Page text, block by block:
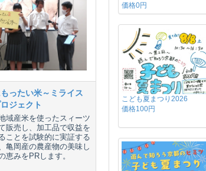
ったい米～ミライス
ジェクト
域産米を使ったスィーツ
販売し、加工品で収益を
ことを試験的に実証する
亀岡産の農産物の美味し
恵みをPRします。
価格0円
こども夏まつり2026
価格100円